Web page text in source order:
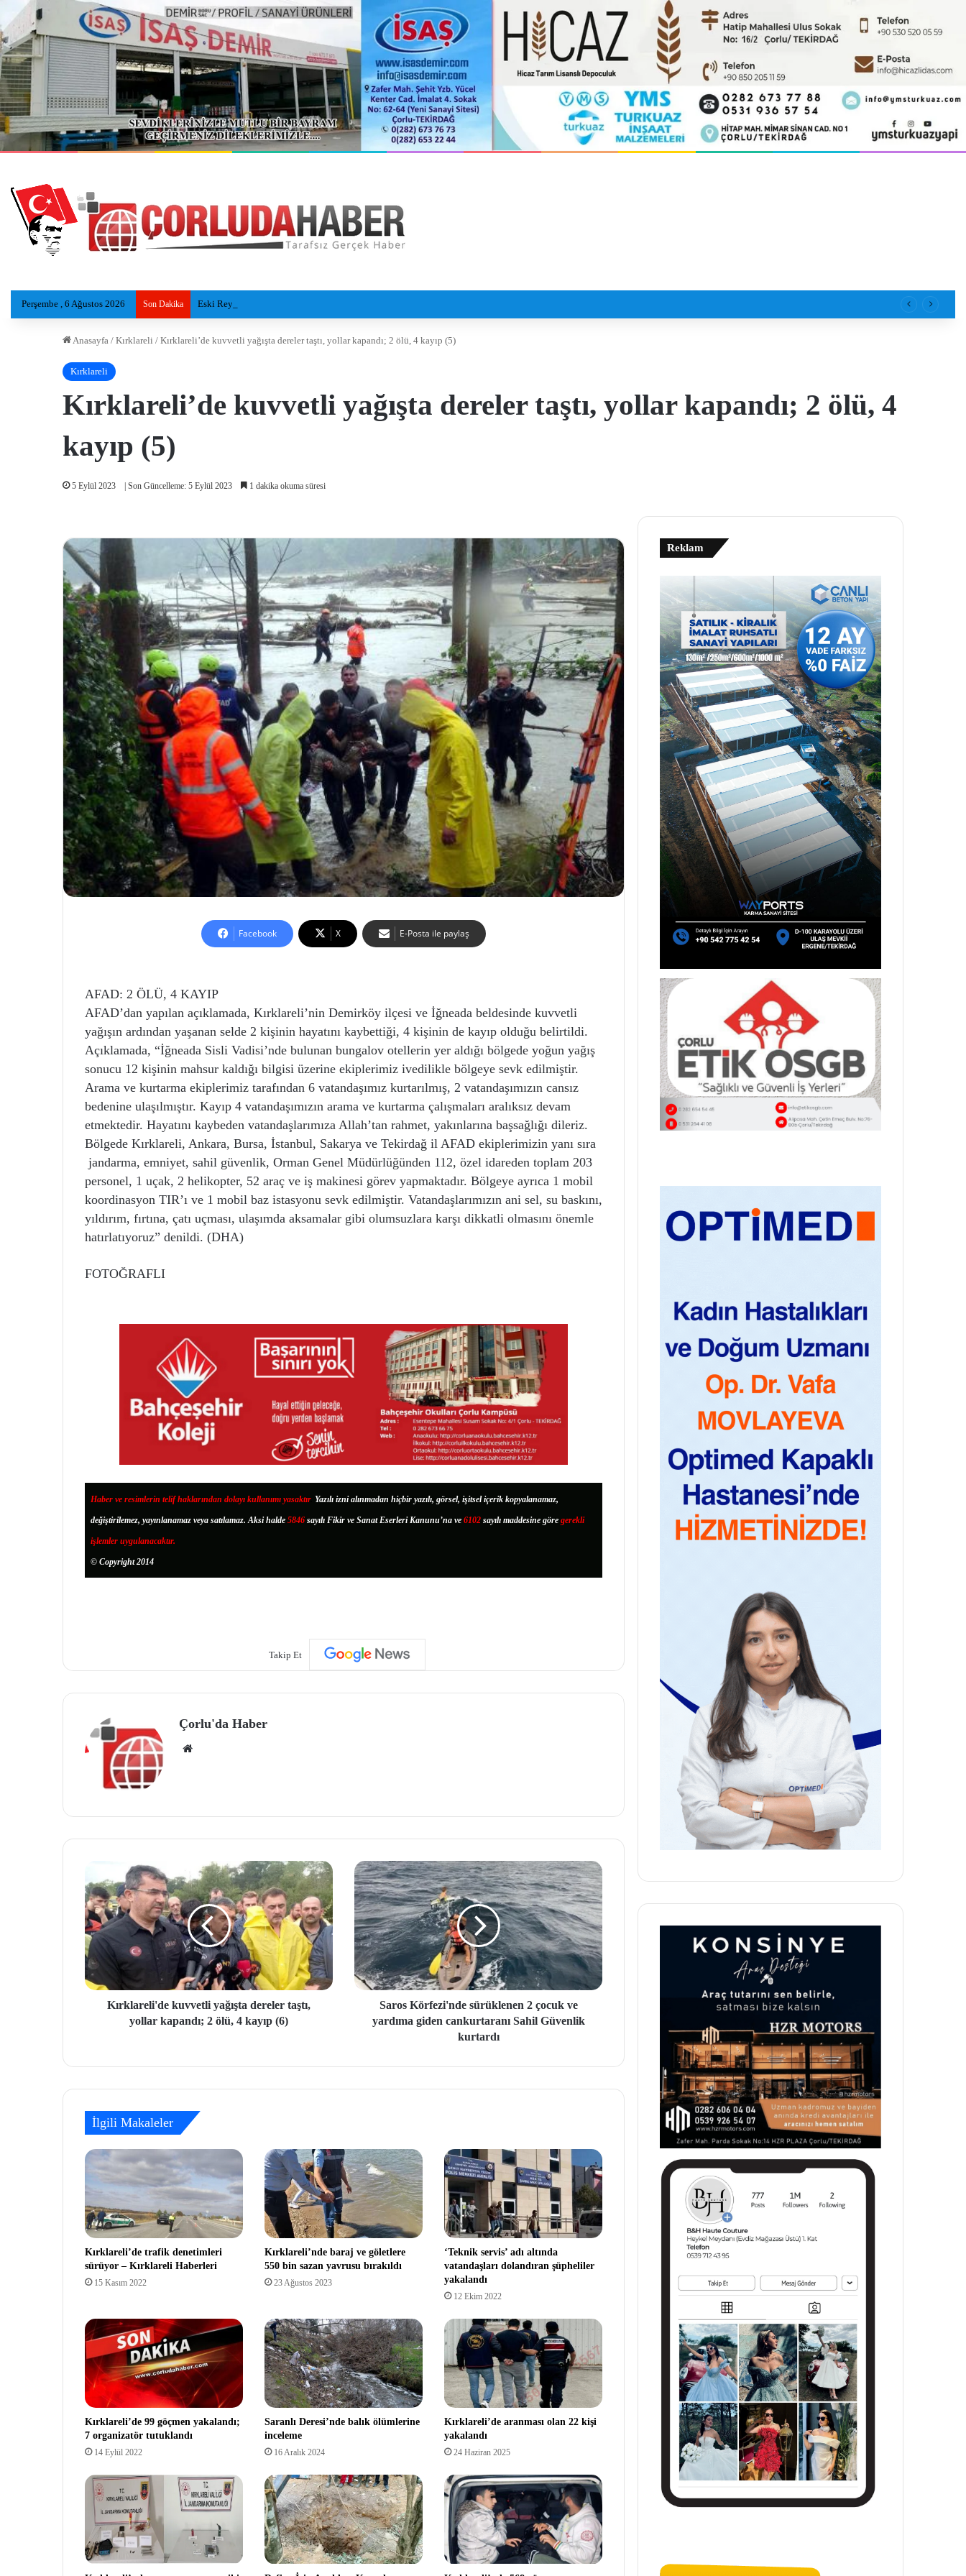
Perşembe , 6 Ağustos 2026 Son Dakika Eski Reyap Hastanesi, Daviva Çorlu Hastanesi Olarak Hizmete Hazırlanıyor
Anasayfa / Kırklareli / Kırklareli’de kuvvetli yağışta dereler taştı, yollar kapandı; 2 ölü, 4 kayıp (5)
Kırklareli
Kırklareli’de kuvvetli yağışta dereler taştı, yollar kapandı; 2 ölü, 4
kayıp (5)
5 Eylül 2023 | Son Güncelleme: 5 Eylül 2023 1 dakika okuma süresi
Facebook X E-Posta ile paylaş
AFAD: 2 ÖLÜ, 4 KAYIP
AFAD’dan yapılan açıklamada, Kırklareli’nin Demirköy ilçesi ve İğneada beldesinde kuvvetli
yağışın ardından yaşanan selde 2 kişinin hayatını kaybettiği, 4 kişinin de kayıp olduğu belirtildi.
Açıklamada, “İğneada Sisli Vadisi’nde bulunan bungalov otellerin yer aldığı bölgede yoğun yağış
sonucu 12 kişinin mahsur kaldığı bilgisi üzerine ekiplerimiz ivedilikle bölgeye sevk edilmiştir.
Arama ve kurtarma ekiplerimiz tarafından 6 vatandaşımız kurtarılmış, 2 vatandaşımızın cansız
bedenine ulaşılmıştır. Kayıp 4 vatandaşımızın arama ve kurtarma çalışmaları aralıksız devam
etmektedir. Hayatını kaybeden vatandaşlarımıza Allah’tan rahmet, yakınlarına başsağlığı dileriz.
Bölgede Kırklareli, Ankara, Bursa, İstanbul, Sakarya ve Tekirdağ il AFAD ekiplerimizin yanı sıra
jandarma, emniyet, sahil güvenlik, Orman Genel Müdürlüğünden 112, özel idareden toplam 203
personel, 1 uçak, 2 helikopter, 52 araç ve iş makinesi görev yapmaktadır. Bölgeye ayrıca 1 mobil
koordinasyon TIR’ı ve 1 mobil baz istasyonu sevk edilmiştir. Vatandaşlarımızın ani sel, su baskını,
yıldırım, fırtına, çatı uçması, ulaşımda aksamalar gibi olumsuzlara karşı dikkatli olmasını önemle
hatırlatıyoruz” denildi. (DHA)
FOTOĞRAFLI
Haber ve resimlerin telif haklarından dolayı kullanımı yasaktır. Yazılı izni alınmadan hiçbir yazılı, görsel, işitsel içerik kopyalanamaz,
değiştirilemez, yayınlanamaz veya satılamaz. Aksi halde 5846 sayılı Fikir ve Sanat Eserleri Kanunu’na ve 6102 sayılı maddesine göre gerekli
işlemler uygulanacaktır.
© Copyright 2014
Takip Et
Çorlu'da Haber
Kırklareli'de kuvvetli yağışta dereler taştı,
yollar kapandı; 2 ölü, 4 kayıp (6)
Saros Körfezi'nde sürüklenen 2 çocuk ve
yardıma giden cankurtaranı Sahil Güvenlik
kurtardı
İlgili Makaleler
Kırklareli’de trafik denetimleri
sürüyor – Kırklareli Haberleri
15 Kasım 2022
Kırklareli’nde baraj ve göletlere
550 bin sazan yavrusu bırakıldı
23 Ağustos 2023
‘Teknik servis’ adı altında
vatandaşları dolandıran şüpheliler
yakalandı
12 Ekim 2022
Kırklareli’de 99 göçmen yakalandı;
7 organizatör tutuklandı
14 Eylül 2022
Saranlı Deresi’nde balık ölümlerine
inceleme
16 Aralık 2024
Kırklareli’de aranması olan 22 kişi
yakalandı
24 Haziran 2025
Reklam